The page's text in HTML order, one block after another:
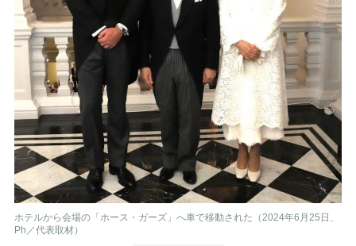
ホテルから会場の「ホース・ガーズ」へ車で移動された（2024年6月25日、
Ph／代表取材）